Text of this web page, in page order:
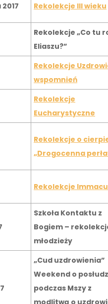
Rekolekcje III wieku
Rekolekcje „Co tu
Eliaszu?”
Rekolekcje
wspomnień
Rekolekcje
Eucharystyczne
Rekolekcje o
„Drogocenna
Rekolekcje
Szkoła Kontaktu z
Bogiem –
młodzieży
„Cud uzdrowienia”
Weekend o
podczas Mszy z